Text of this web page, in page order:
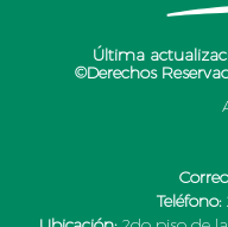
Última
©Derechos
Teléfono: